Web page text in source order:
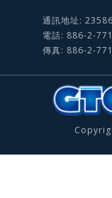
通訊地址:
電話: 886-2-
傳真: 886-2-